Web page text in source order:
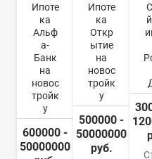
Ипоте
ка
Альф
а-
Банк
на
новос
тройк
у
600000 -
50000000
Ипоте
ка
Откр
ытие
на
новос
тройк
у
500000 -
50000000
руб.